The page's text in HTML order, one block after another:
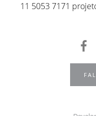
11 5053 7171